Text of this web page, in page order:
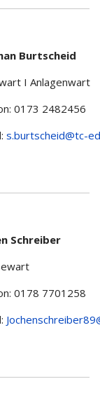
Burtscheid
I Anlagenwart
0173 2482456
s.burtscheid@tc-
Schreiber
0178 7701258